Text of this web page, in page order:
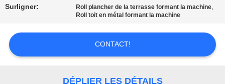
QUALITÉ
PLAN
DU
Surligner: Roll plancher de la terrasse formant la machine,
Roll toit en métal formant la machine
CONTACT!
DÉPLIER LES DÉTAILS